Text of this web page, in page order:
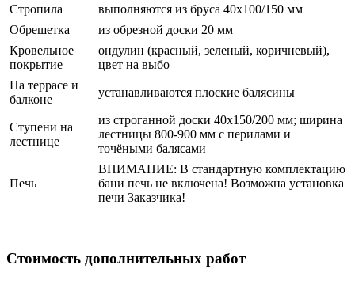
Стропила
выполняются из бруса 40х100/150 мм
Обрешетка
из обрезной доски 20 мм
Кровельное
покрытие
ондулин (красный, зеленый, коричневый),
цвет на выбо
На террасе и
балконе
устанавливаются плоские балясины
Ступени на
лестнице
из строганной доски 40х150/200 мм; ширина
лестницы 800-900 мм с перилами и
точёными балясами
Печь
ВНИМАНИЕ: В стандартную комплектацию
бани печь не включена! Возможна установка
печи Заказчика!
Стоимость дополнительных работ